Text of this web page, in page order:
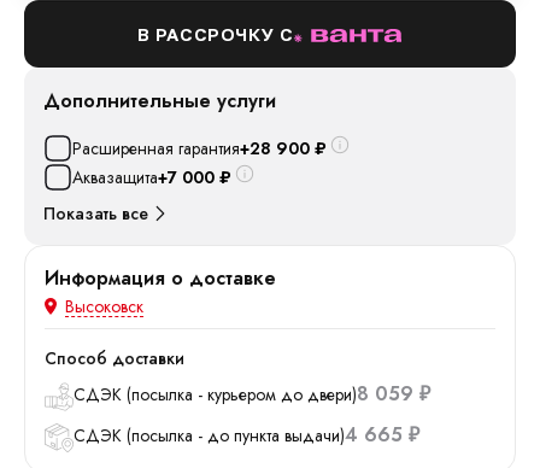
В РАССРОЧКУ С
Дополнительные услуги
Расширенная гарантия+28 900 ₽
Аквазащита+7 000 ₽
Показать все
Информация о доставке
Высоковск
Способ доставки
СДЭК (посылка - курьером до двери)8 059 ₽
СДЭК (посылка - до пункта выдачи)4 665 ₽